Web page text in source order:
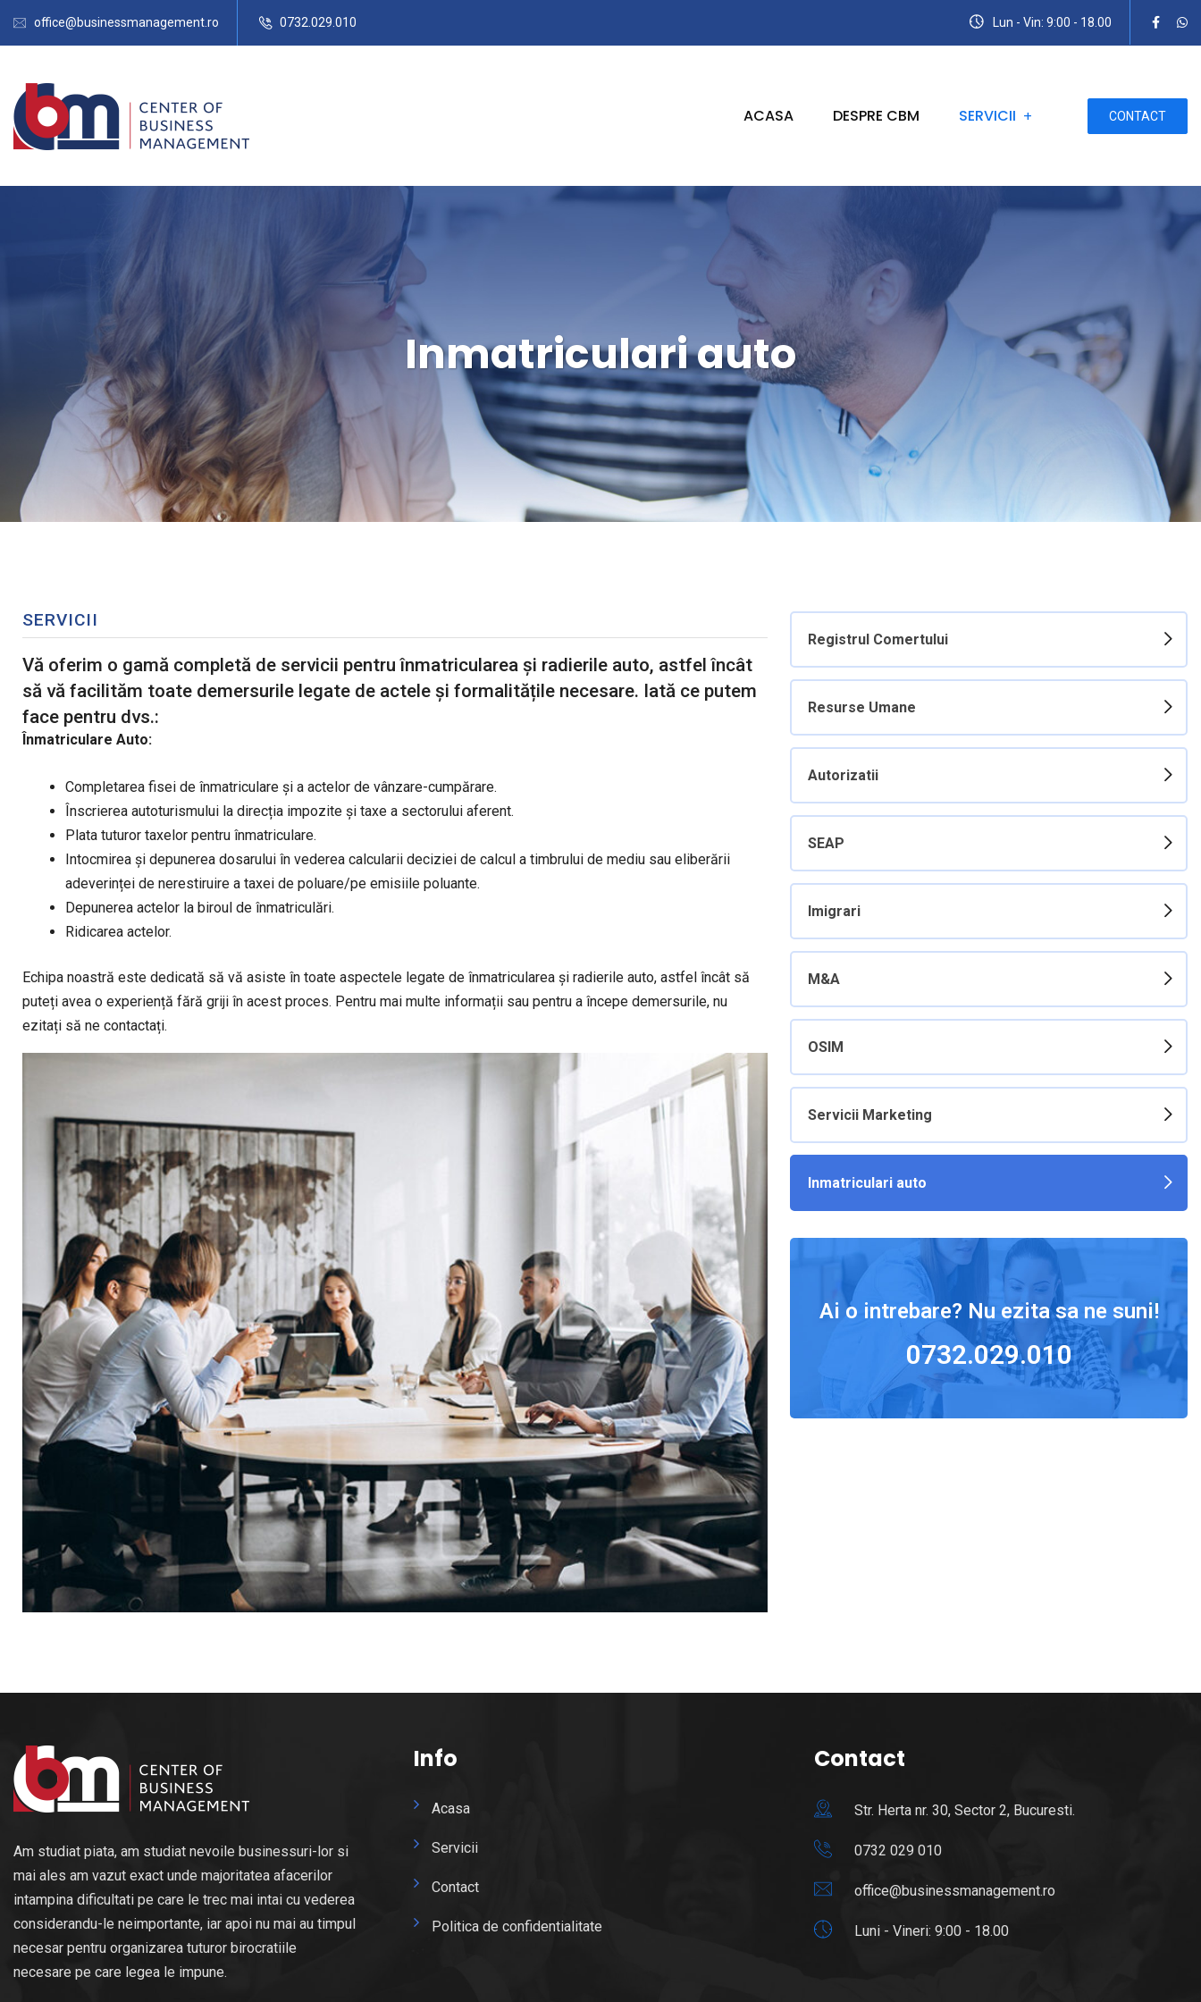
office@businessmanagement.ro 0732.029.010 Lun - Vin: 9:00 - 18.00
ACASA DESPRE CBM SERVICII CONTACT
Inmatriculari auto
SERVICII
Vă oferim o gamă completă de servicii pentru înmatricularea și radierile auto, astfel încât
să vă facilităm toate demersurile legate de actele și formalitățile necesare. Iată ce putem
face pentru dvs.:
Înmatriculare Auto:
Completarea fisei de înmatriculare și a actelor de vânzare-cumpărare.
Înscrierea autoturismului la direcția impozite și taxe a sectorului aferent.
Plata tuturor taxelor pentru înmatriculare.
Intocmirea și depunerea dosarului în vederea calcularii deciziei de calcul a timbrului de mediu sau eliberării
adeverinței de nerestiruire a taxei de poluare/pe emisiile poluante.
Depunerea actelor la biroul de înmatriculări.
Ridicarea actelor.
Echipa noastră este dedicată să vă asiste în toate aspectele legate de înmatricularea și radierile auto, astfel încât să
puteți avea o experiență fără griji în acest proces. Pentru mai multe informații sau pentru a începe demersurile, nu
ezitați să ne contactați.
Registrul Comertului
Resurse Umane
Autorizatii
SEAP
Imigrari
M&A
OSIM
Servicii Marketing
Inmatriculari auto
Ai o intrebare? Nu ezita sa ne suni!
0732.029.010
Am studiat piata, am studiat nevoile businessuri-lor si
mai ales am vazut exact unde majoritatea afacerilor
intampina dificultati pe care le trec mai intai cu vederea
considerandu-le neimportante, iar apoi nu mai au timpul
necesar pentru organizarea tuturor birocratiile
necesare pe care legea le impune.
Info
Acasa
Servicii
Contact
Politica de confidentialitate
Contact
Str. Herta nr. 30, Sector 2, Bucuresti.
0732 029 010
office@businessmanagement.ro
Luni - Vineri: 9:00 - 18.00